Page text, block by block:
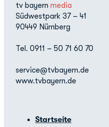
tv bayern media
Südwestpark 37 – 41
90449 Nürnberg
Tel. 0911 – 50 71 60 70
service@tvbayern.de
www.tvbayern.de
Startseite